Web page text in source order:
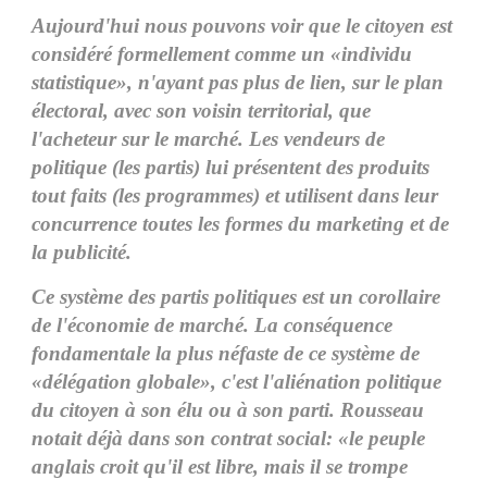
Aujourd'hui nous pouvons voir que le citoyen est
considéré formellement comme un «individu
statistique», n'ayant pas plus de lien, sur le plan
électoral, avec son voisin territorial, que
l'acheteur sur le marché. Les vendeurs de
politique (les partis) lui présentent des produits
tout faits (les programmes) et utilisent dans leur
concurrence toutes les formes du marketing et de
la publicité.
Ce système des partis politiques est un corollaire
de l'économie de marché. La conséquence
fondamentale la plus néfaste de ce système de
«délégation globale», c'est l'aliénation politique
du citoyen à son élu ou à son parti. Rousseau
notait déjà dans son contrat social: «le peuple
anglais croit qu'il est libre, mais il se trompe